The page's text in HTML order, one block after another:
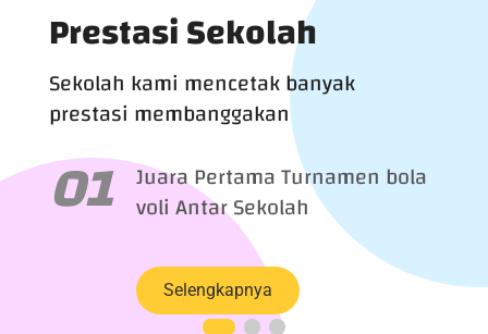
Prestasi Sekolah
Sekolah kami mencetak banyak
prestasi membanggakan
Juara Pertama Turnamen bola
voli Antar Sekolah
Selengkapnya